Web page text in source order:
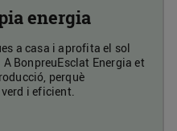
energia
a casa i aprofita el sol
BonpreuEsclat Energia et
perquè
i eficient.